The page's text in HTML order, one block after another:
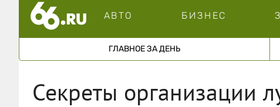
АВТО БИЗНЕС
ГЛАВНОЕ ЗА ДЕНЬ
Секреты организации